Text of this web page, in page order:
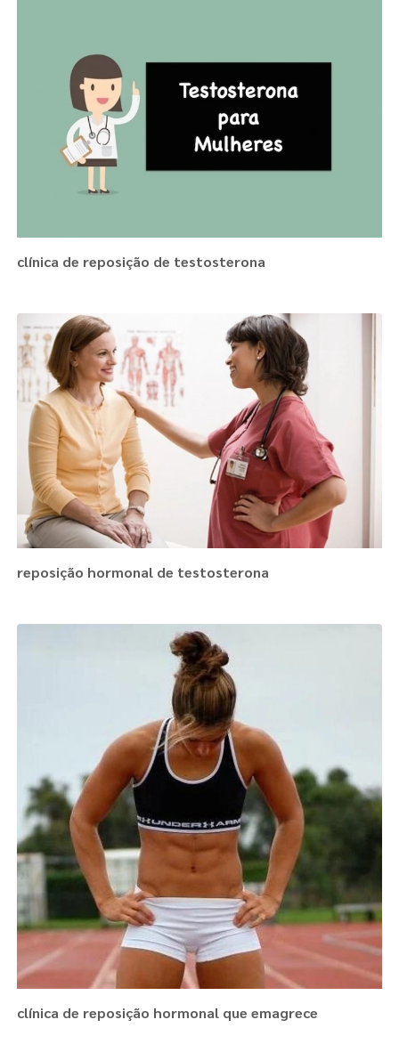
clínica de reposição de testosterona
reposição hormonal de testosterona
clínica de reposição hormonal que emagrece